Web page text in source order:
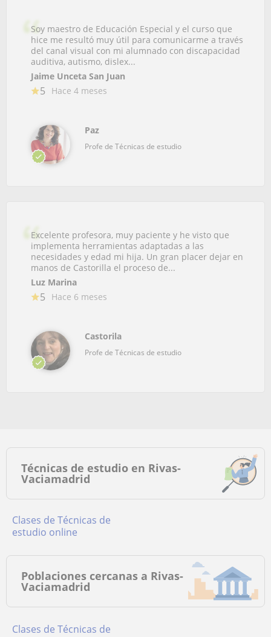
Soy maestro de Educación Especial y el curso que
hice me resultó muy útil para comunicarme a través
del canal visual con mi alumnado con discapacidad
auditiva, autismo, dislex...
Jaime Unceta San Juan
5 Hace 4 meses
Paz
Profe de Técnicas de estudio
Excelente profesora, muy paciente y he visto que
implementa herramientas adaptadas a las
necesidades y edad mi hija. Un gran placer dejar en
manos de Castorilla el proceso de...
Luz Marina
5 Hace 6 meses
Castorila
Profe de Técnicas de estudio
Técnicas de estudio en Rivas-
Vaciamadrid
Clases de Técnicas de
estudio online
Poblaciones cercanas a Rivas-
Vaciamadrid
Clases de Técnicas de